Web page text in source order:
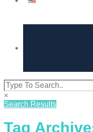
×
Search Results
Tag